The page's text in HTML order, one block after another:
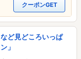
クーポンGET
ど見どころいっぱ
」